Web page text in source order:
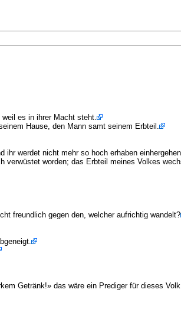
es in ihrer Macht steht.
Hause, den Mann samt seinem Erbteil.
werdet nicht mehr so hoch erhaben
verwüstet worden; das Erbteil meines Volkes
freundlich gegen den, welcher aufrichtig wandelt?
Getränk!» das wäre ein Prediger für dieses